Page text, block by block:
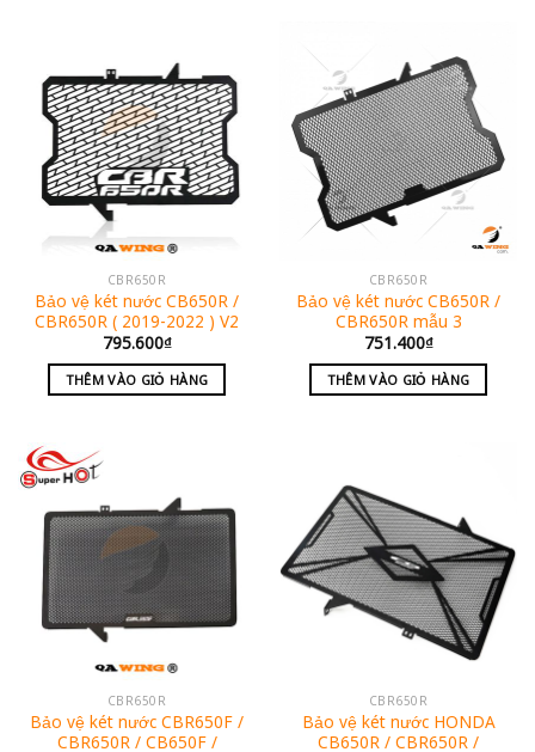
CBR650R
Bảo vệ két nước CB650R /
CBR650R ( 2019-2022 ) V2
795.600₫
THÊM VÀO GIỎ HÀNG
CBR650R
Bảo vệ két nước CB650R /
CBR650R mẫu 3
751.400₫
THÊM VÀO GIỎ HÀNG
CBR650R
Bảo vệ két nước CBR650F /
CBR650R / CB650F /
CBR650R
Bảo vệ két nước HONDA
CB650R / CBR650R /